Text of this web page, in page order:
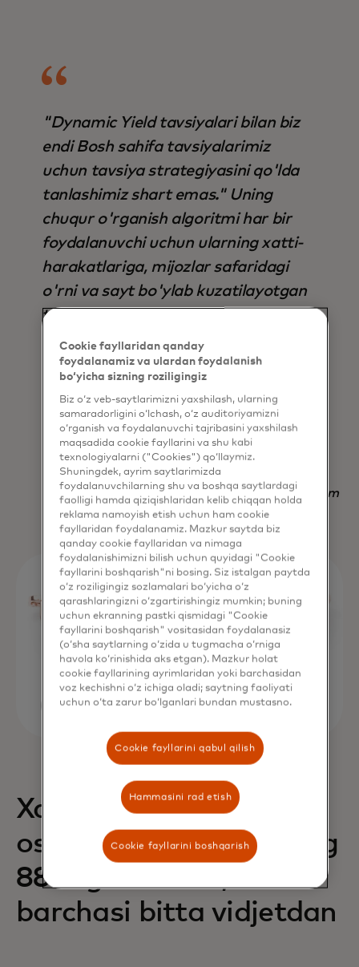
"Dynamic Yield tavsiyalari bilan biz
endi Bosh sahifa tavsiyalarimiz
uchun tavsiya strategiyasini qo'lda
tanlashimiz shart emas." Uning
chuqur o'rganish algoritmi har bir
foydalanuvchi uchun ularning xatti-
harakatlariga, mijozlar safaridagi
o'rni va sayt bo'ylab kuzatilayotgan
tendentsiyalarga asoslanib,
avtomatik ravishda to'g'ri
parametrlar to'plamini aniqlaydi, bu
esa uni nafaqat natija, balki vaqtni
tejash jihatidan ham mavjud bo'lgan
boshqa har qanday strategiyadan
ustun qiladi.
Nadav Yekutiel, Head of Data, GlassesUSA.com
Xaridlarning 68% ga
oshishi va daromadning
88% ga oshishi,
barchasi bitta vidjetdan
Cookie fayllaridan qanday
foydalanamiz va ulardan foydalanish
bo‘yicha sizning roziligingiz
Biz o‘z veb-saytlarimizni yaxshilash, ularning
samaradorligini o‘lchash, o‘z auditoriyamizni
o‘rganish va foydalanuvchi tajribasini yaxshilash
maqsadida cookie fayllarini va shu kabi
texnologiyalarni ("Cookies") qo‘llaymiz.
Shuningdek, ayrim saytlarimizda
foydalanuvchilarning shu va boshqa saytlardagi
faolligi hamda qiziqishlaridan kelib chiqqan holda
reklama namoyish etish uchun ham cookie
fayllaridan foydalanamiz. Mazkur saytda biz
qanday cookie fayllaridan va nimaga
foydalanishimizni bilish uchun quyidagi "Cookie
fayllarini boshqarish"ni bosing. Siz istalgan paytda
o‘z roziligingiz sozlamalari bo‘yicha o‘z
qarashlaringizni o‘zgartirishingiz mumkin; buning
uchun ekranning pastki qismidagi "Cookie
fayllarini boshqarish" vositasidan foydalanasiz
(o‘sha saytlarning o‘zida u tugmacha o‘rniga
havola ko‘rinishida aks etgan). Mazkur holat
cookie fayllarining ayrimlaridan yoki barchasidan
voz kechishni o‘z ichiga oladi; saytning faoliyati
uchun o‘ta zarur bo‘lganlari bundan mustasno.
Cookie fayllarini qabul qilish
Hammasini rad etish
Cookie fayllarini boshqarish